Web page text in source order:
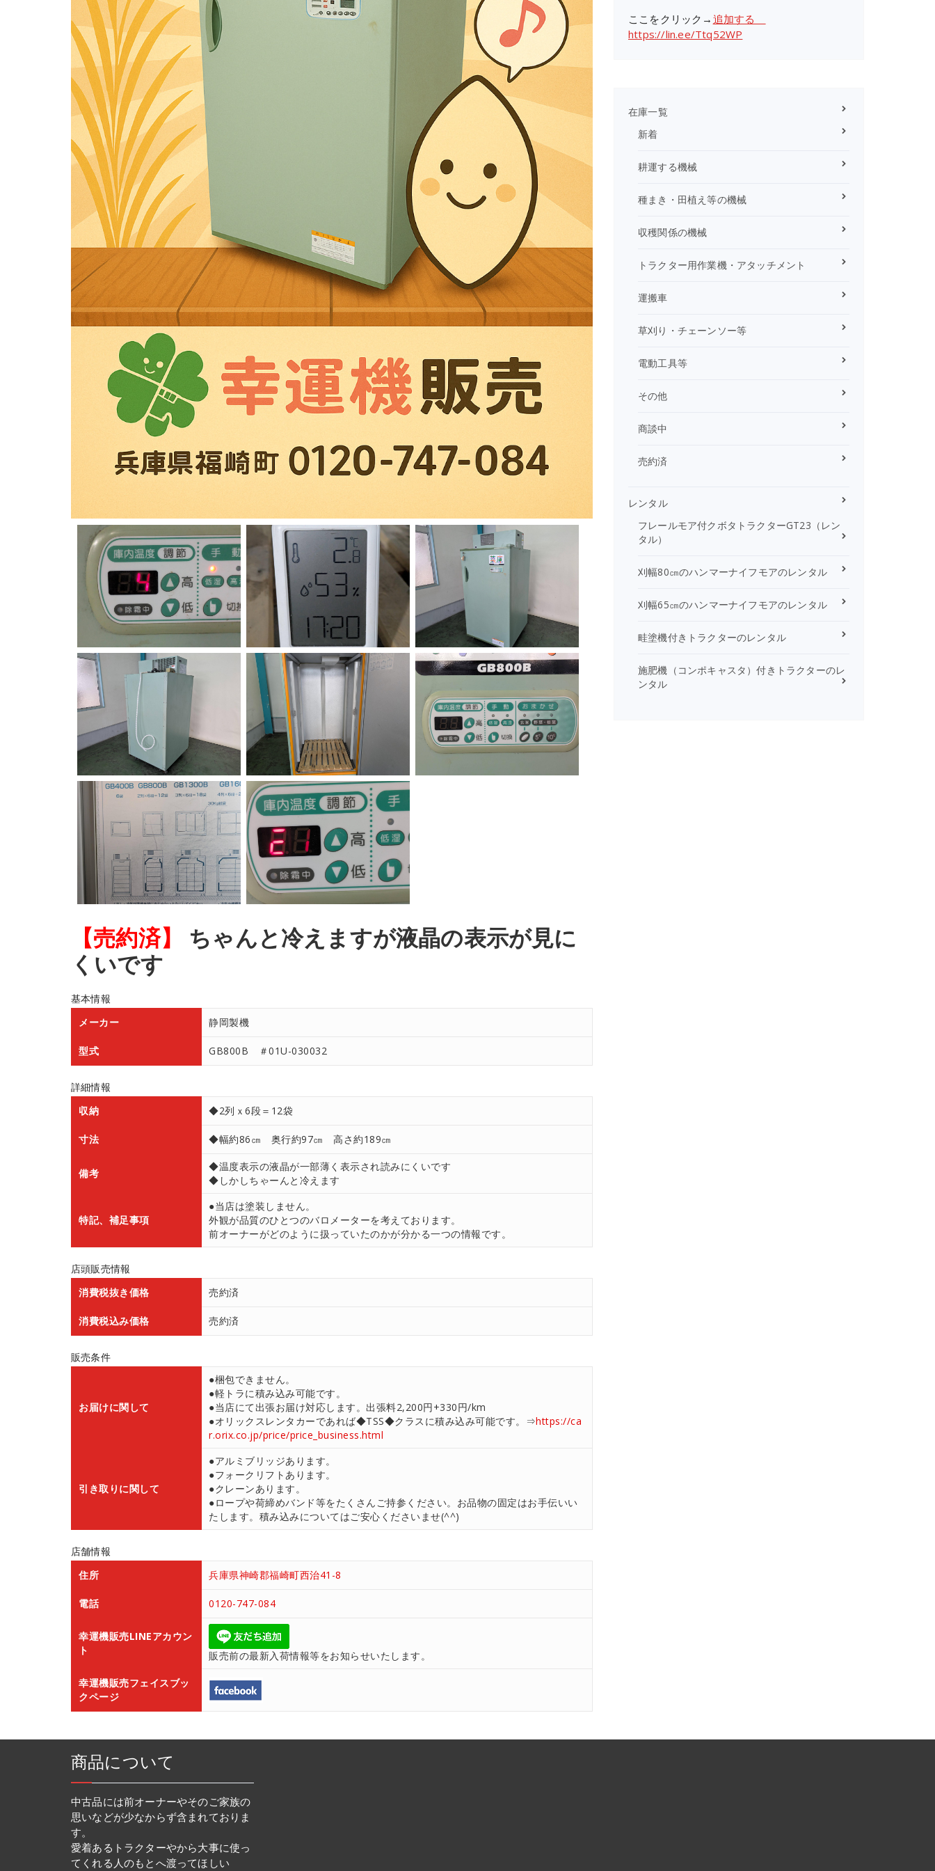
【売約済】
ちゃんと冷えますが液晶の表示が見に
くいです
基本情報
メーカー
静岡製機
型式 GB800B ＃01U-030032
詳細情報
収納
◆2列ｘ6段＝12袋
寸法 ◆幅約86㎝ 奥行約97㎝ 高さ約189㎝
備考
◆温度表示の液晶が一部薄く表示され読みにくいです
◆しかしちゃーんと冷えます
特記、補足事項
●当店は塗装しません。
外観が品質のひとつのバロメーターを考えております。
前オーナーがどのように扱っていたのかが分かる一つの情報です。
店頭販売情報
消費税抜き価格
売約済
消費税込み価格 売約済
販売条件
お届けに関して
●梱包できません。
●軽トラに積み込み可能です。
●当店にて出張お届け対応します。出張料2,200円+330円/km
●オリックスレンタカーであれば◆TSS◆クラスに積み込み可能です。⇒https://ca
r.orix.co.jp/price/price_business.html
引き取りに関して
●アルミブリッジあります。
●フォークリフトあります。
●クレーンあります。
●ロープや荷締めバンド等をたくさんご持参ください。お品物の固定はお手伝いい
たします。積み込みについてはご安心くださいませ(^^)
店舗情報
住所
兵庫県神崎郡福崎町西治41-8
電話 0120-747-084
幸運機販売LINEアカウン
ト
販売前の最新入荷情報等をお知らせいたします。
幸運機販売フェイスブッ
クページ
ここをクリック→ 追加する
https://lin.ee/Ttq52WP
在庫一覧
新着
耕運する機械
種まき・田植え等の機械
収穫関係の機械
トラクター用作業機・アタッチメント
運搬車
草刈り・チェーンソー等
電動工具等
その他
商談中
売約済
レンタル
フレールモア付クボタトラクターGT23（レン
タル）
刈幅80㎝のハンマーナイフモアのレンタル
刈幅65㎝のハンマーナイフモアのレンタル
畦塗機付きトラクターのレンタル
施肥機（コンポキャスタ）付きトラクターのレ
ンタル
商品について
中古品には前オーナーやそのご家族の
思いなどが少なからず含まれておりま
す。
愛着あるトラクターやから大事に使っ
てくれる人のもとへ渡ってほしい